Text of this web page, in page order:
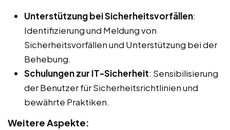
Unterstützung bei Sicherheitsvorfällen:
Identifizierung und Meldung von
Sicherheitsvorfällen und Unterstützung bei der
Behebung.
Schulungen zur IT-Sicherheit: Sensibilisierung
der Benutzer für Sicherheitsrichtlinien und
bewährte Praktiken.
Weitere Aspekte: